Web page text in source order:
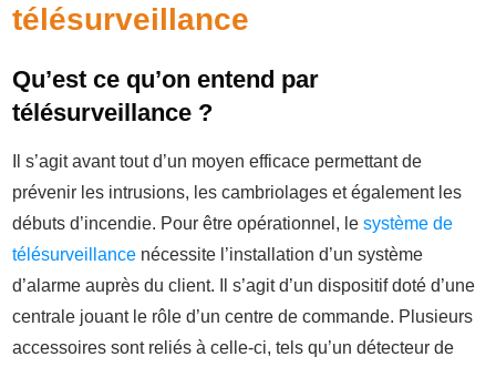
télésurveillance
Qu’est ce qu’on entend par
télésurveillance ?
Il s’agit avant tout d’un moyen efficace permettant de
prévenir les intrusions, les cambriolages et également les
débuts d’incendie. Pour être opérationnel, le système de
télésurveillance nécessite l’installation d’un système
d’alarme auprès du client. Il s’agit d’un dispositif doté d’une
centrale jouant le rôle d’un centre de commande. Plusieurs
accessoires sont reliés à celle-ci, tels qu’un détecteur de